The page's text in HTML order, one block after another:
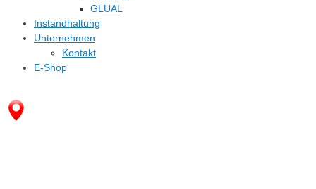
GLUAL
Instandhaltung
Unternehmen
Kontakt
E-Shop